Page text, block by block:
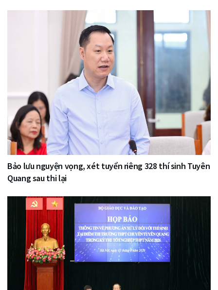
Bảo lưu nguyện vọng, xét tuyển riêng 328 thí sinh Tuyên
Quang sau thi lại